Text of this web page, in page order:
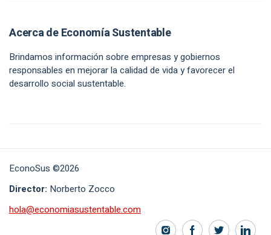
Acerca de Economía Sustentable
Brindamos información sobre empresas y gobiernos
responsables en mejorar la calidad de vida y favorecer el
desarrollo social sustentable.
EconoSus ©2026
Director: Norberto Zocco
hola@economiasustentable.com